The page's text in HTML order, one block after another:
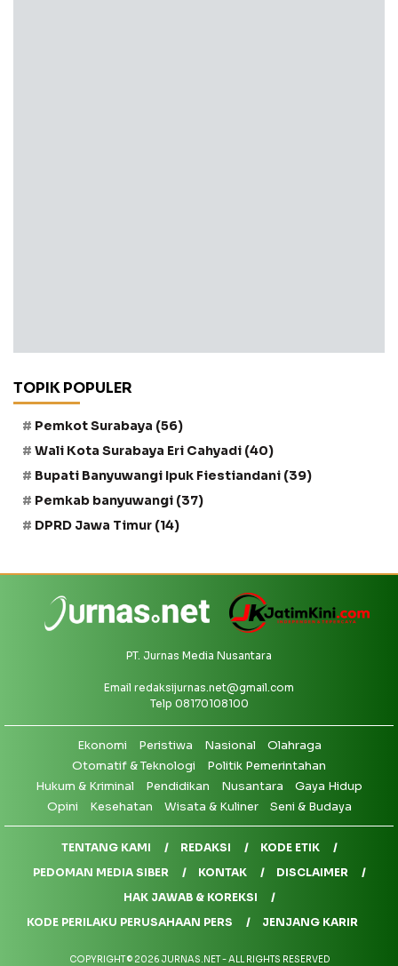
TOPIK POPULER
Pemkot Surabaya (56)
Wali Kota Surabaya Eri Cahyadi (40)
Bupati Banyuwangi Ipuk Fiestiandani (39)
Pemkab banyuwangi (37)
DPRD Jawa Timur (14)
PT. Jurnas Media Nusantara
Email redaksijurnas.net@gmail.com
Telp 08170108100
Ekonomi Peristiwa Nasional
Olahraga
Otomatif & Teknologi
Politik Pemerintahan
Hukum & Kriminal
Pendidikan Nusantara
Gaya Hidup
Opini
Kesehatan Wisata & Kuliner Seni & Budaya
TENTANG KAMI REDAKSI
KODE ETIK
PEDOMAN MEDIA SIBER
KONTAK
DISCLAIMER
HAK JAWAB & KOREKSI
KODE PERILAKU PERUSAHAAN PERS
JENJANG KARIR
COPYRIGHT © 2026 JURNAS.NET - ALL RIGHTS RESERVED